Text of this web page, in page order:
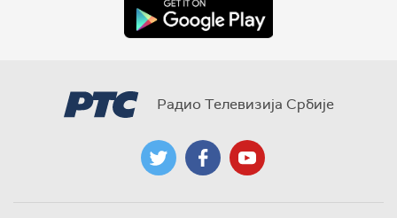
Радио Телевизија Србије